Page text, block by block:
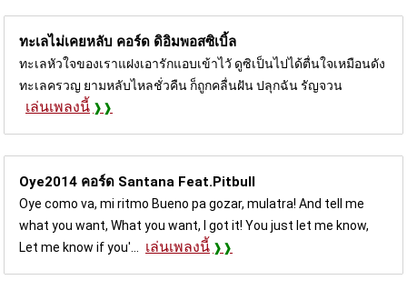
ทะเลไม่เคยหลับ คอร์ด ดิอิมพอสซิเบิ้ล
ทะเลหัวใจของเราแฝงเอารักแอบเข้าไวั ดูซิเป็นไปได้ตื่นใจเหมือนดัง
ทะเลครวญ ยามหลับไหลชั่วคืน ก็ถูกคลื่นฝัน ปลุกฉัน รัญจวน
เล่นเพลงนี้
Oye2014 คอร์ด Santana Feat.Pitbull
Oye como va, mi ritmo Bueno pa gozar, mulatra! And tell me
what you want, What you want, I got it! You just let me know,
Let me know if you'... เล่นเพลงนี้